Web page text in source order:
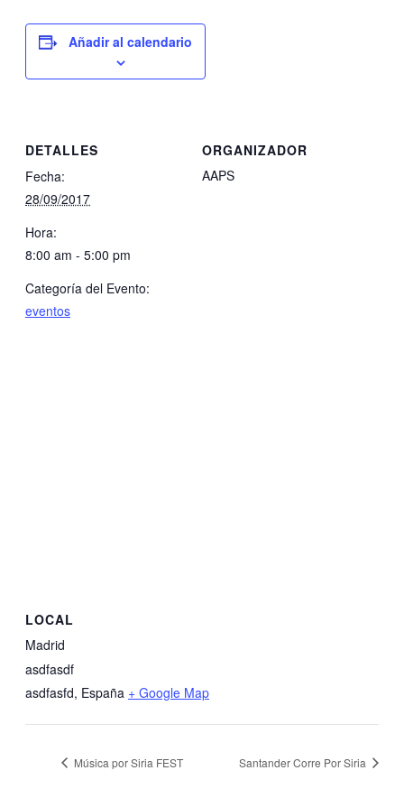
Añadir al calendario
DETALLES
Fecha:
28/09/2017
Hora:
8:00 am - 5:00 pm
Categoría del Evento:
eventos
ORGANIZADOR
AAPS
LOCAL
Madrid
asdfasdf
asdfasfd, España + Google Map
Música por Siria FEST Santander Corre Por Siria